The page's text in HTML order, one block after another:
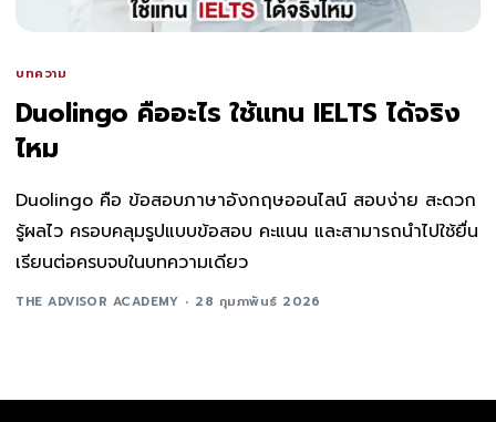
บทความ
Duolingo คืออะไร ใช้แทน IELTS ได้จริง
ไหม
Duolingo คือ ข้อสอบภาษาอังกฤษออนไลน์ สอบง่าย สะดวก
รู้ผลไว ครอบคลุมรูปแบบข้อสอบ คะแนน และสามารถนำไปใช้ยื่น
เรียนต่อครบจบในบทความเดียว
THE ADVISOR ACADEMY 28 กุมภาพันธ์ 2026